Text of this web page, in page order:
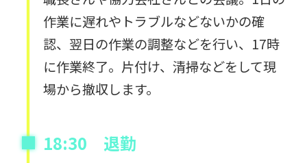
作業に遅れやトラブルなどないかの確
認、翌日の作業の調整などを行い、17時
に作業終了。片付け、清掃などをして現
場から撤収します。
18:30 退勤